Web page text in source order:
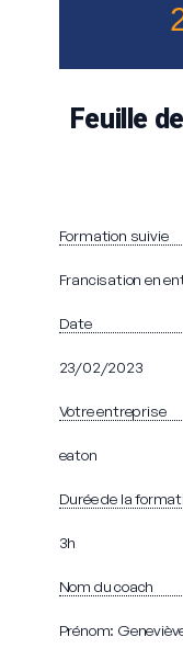
Feuille
Formation suivie
Francisation en
Date
23/02/2023
Votre entreprise
eaton
Durée de la
3h
Nom du coach
Prénom: